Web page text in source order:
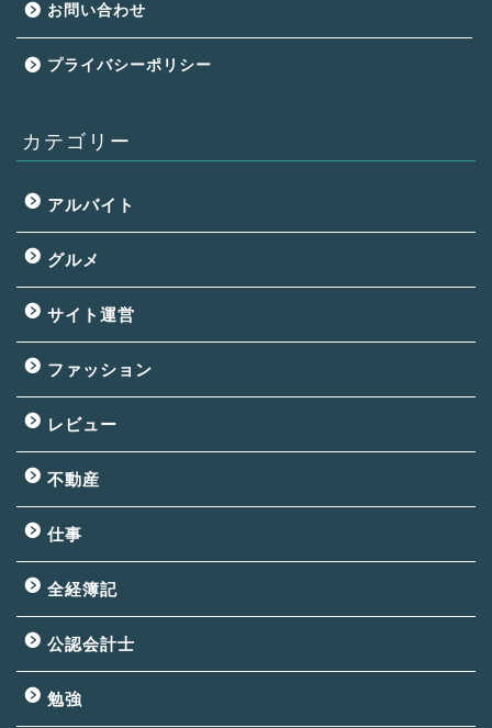
お問い合わせ
プライバシーポリシー
カテゴリー
アルバイト
グルメ
サイト運営
ファッション
レビュー
不動産
仕事
全経簿記
公認会計士
勉強